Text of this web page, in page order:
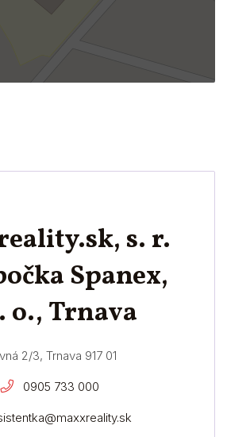
s. r.
Spanex,
o., Trnava
2/3, Trnava 917 01
0905 733 000